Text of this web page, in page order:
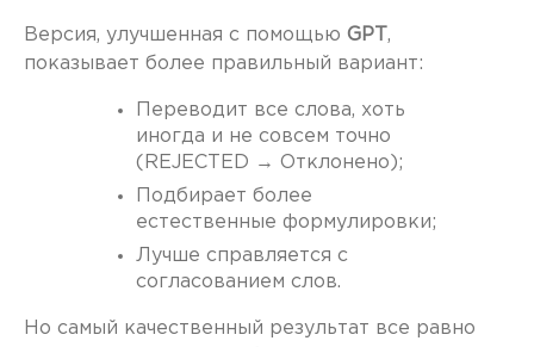
Версия, улучшенная с помощью GPT ,
показывает более правильный вариант:
Переводит все слова, хоть
иногда и не совсем точно
(REJECTED → Отклонено);
Подбирает более
естественные формулировки;
Лучше справляется с
согласованием слов.
Но самый качественный результат все равно